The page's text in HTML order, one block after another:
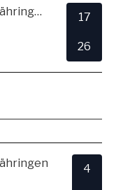
TSV Alemannia Freiburg-Zähringen
17
26
4